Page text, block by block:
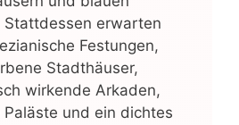
Stattdessen erwarten
Festungen,
Stadthäuser,
wirkende Arkaden,
Paläste und ein dichtes